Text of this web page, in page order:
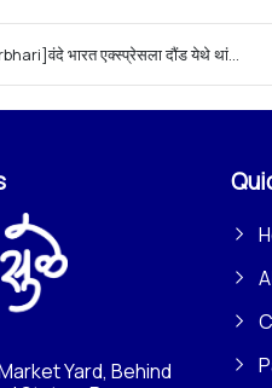
भारत एक्स्प्रेसला दौंड येथे थां...
Yard, Behind